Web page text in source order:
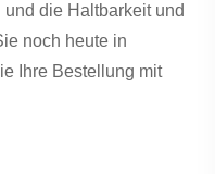
die Haltbarkeit und
noch heute in
Ihre Bestellung mit